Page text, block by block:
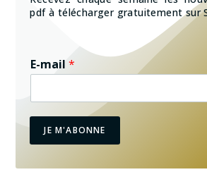
pdf à télécharger gratuitement sur
E-mail*
JE M'ABONNE